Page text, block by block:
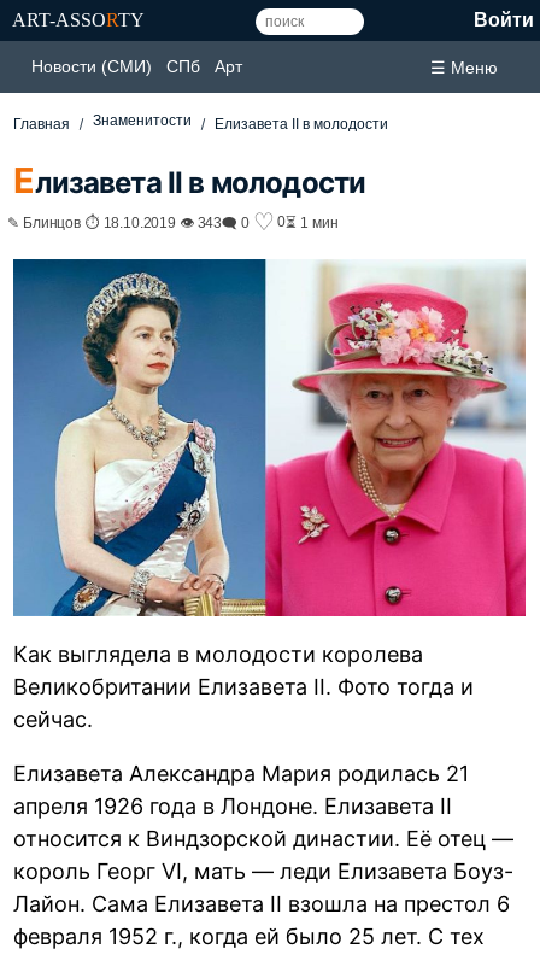
ART-ASSORTY Войти
Новости (СМИ) СПб Арт ☰ Меню
Главная Знаменитости Елизавета II в молодости
Елизавета II в молодости
✎ Блинцов ⏱ 18.10.2019 👁 343🗨 0 ♡ 0⏳ 1 мин
Как выглядела в молодости королева
Великобритании Елизавета II. Фото тогда и
сейчас.
Елизавета Александра Мария родилась 21
апреля 1926 года в Лондоне. Елизавета II
относится к Виндзорской династии. Её отец —
король Георг VI, мать — леди Елизавета Боуз-
Лайон. Сама Елизавета II взошла на престол 6
февраля 1952 г., когда ей было 25 лет. С тех